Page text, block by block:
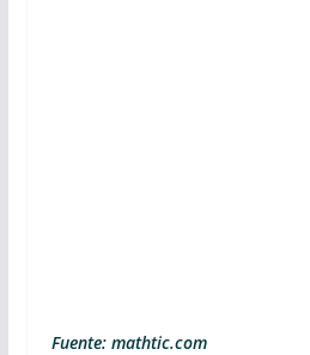
Fuente: mathtic.com